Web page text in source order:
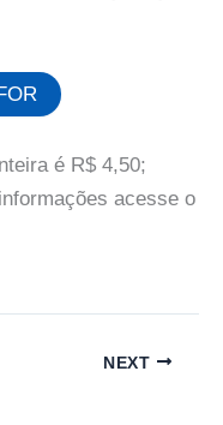
é R$ 4,50;
acesse o
NEXT